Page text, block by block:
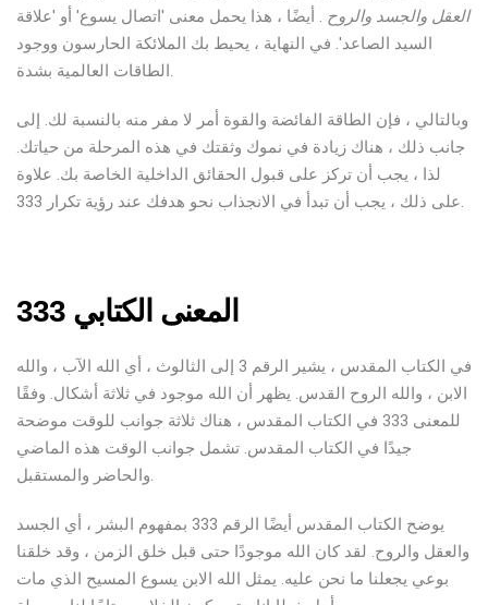
العقل والجسد والروح . أيضًا ، هذا يحمل معنى 'اتصال يسوع' أو 'علاقة
السيد الصاعد'. في النهاية ، يحيط بك الملائكة الحارسون ووجود
الطاقات العالمية بشدة.
وبالتالي ، فإن الطاقة الفائضة والقوة أمر لا مفر منه بالنسبة لك. إلى
جانب ذلك ، هناك زيادة في نموك وثقتك في هذه المرحلة من حياتك.
لذا ، يجب أن تركز على قبول الحقائق الداخلية الخاصة بك. علاوة
على ذلك ، يجب أن تبدأ في الانجذاب نحو هدفك عند رؤية تكرار 333.
المعنى الكتابي 333
في الكتاب المقدس ، يشير الرقم 3 إلى الثالوث ، أي الله الآب ، والله
الابن ، والله الروح القدس. يظهر أن الله موجود في ثلاثة أشكال. وفقًا
للمعنى 333 في الكتاب المقدس ، هناك ثلاثة جوانب للوقت موضحة
جيدًا في الكتاب المقدس. تشمل جوانب الوقت هذه الماضي
والحاضر والمستقبل.
يوضح الكتاب المقدس أيضًا الرقم 333 بمفهوم البشر ، أي الجسد
والعقل والروح. لقد كان الله موجودًا حتى قبل خلق الزمن ، وقد خلقنا
بوعي يجعلنا ما نحن عليه. يمثل الله الابن يسوع المسيح الذي مات